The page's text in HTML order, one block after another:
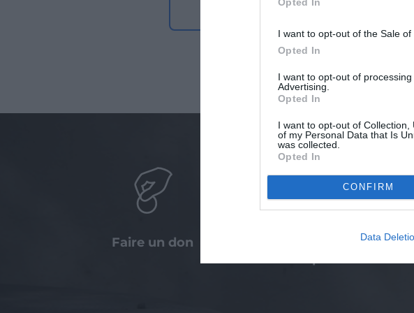
I want to opt-out of the Sale of
Opted In
I want to opt-out of
Advertising.
Opted In
I want to opt-out of
of my Personal Data that Is
was collected.
Opted In
CONFIRM
Data
développement, un pas
Faire un don